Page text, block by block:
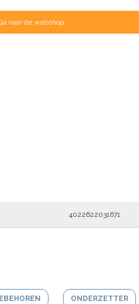
naar de webshop
4022622031671
ONDERZETTER